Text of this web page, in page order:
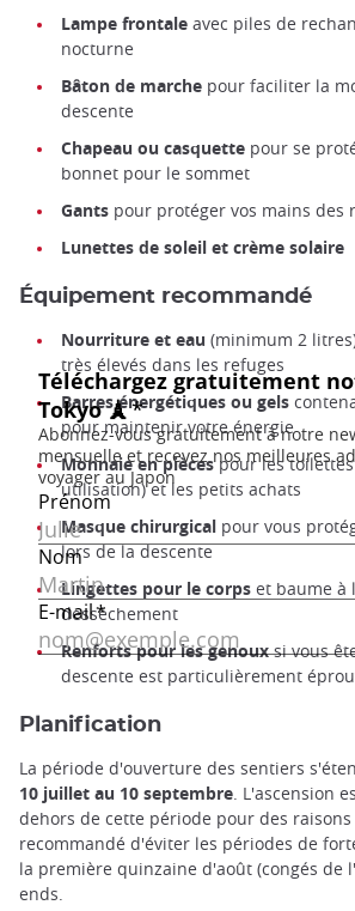
Lampe frontale avec piles de
nocturne
Bâton de marche pour faciliter la
descente
Chapeau ou casquette pour se
bonnet pour le sommet
Gants pour protéger vos mains des
Lunettes de soleil et crème solaire
Équipement recommandé
Nourriture et eau (minimum 2
très élevés dans les refuges
Barres énergétiques ou gels
pour maintenir votre énergie
Monnaie en piècespour les toilettes
utilisation) et les petits achats
Masque chirurgical pour vous
lors de la descente
Lingettes pour le corps et baume à
dessèchement
Renforts pour les genouxsi vous
descente est particulièrement
Planification
La période d'ouverture des sentiers
10 juillet au 10 septembre. L'ascension
dehors de cette période pour des
recommandé d'éviter les périodes de
la première quinzaine d'août (congés de
ends.